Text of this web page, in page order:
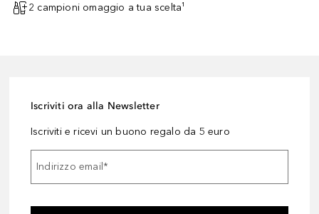
2 campioni omaggio a tua scelta¹
Iscriviti ora alla Newsletter
Iscriviti e ricevi un buono regalo da 5 euro
Indirizzo email*